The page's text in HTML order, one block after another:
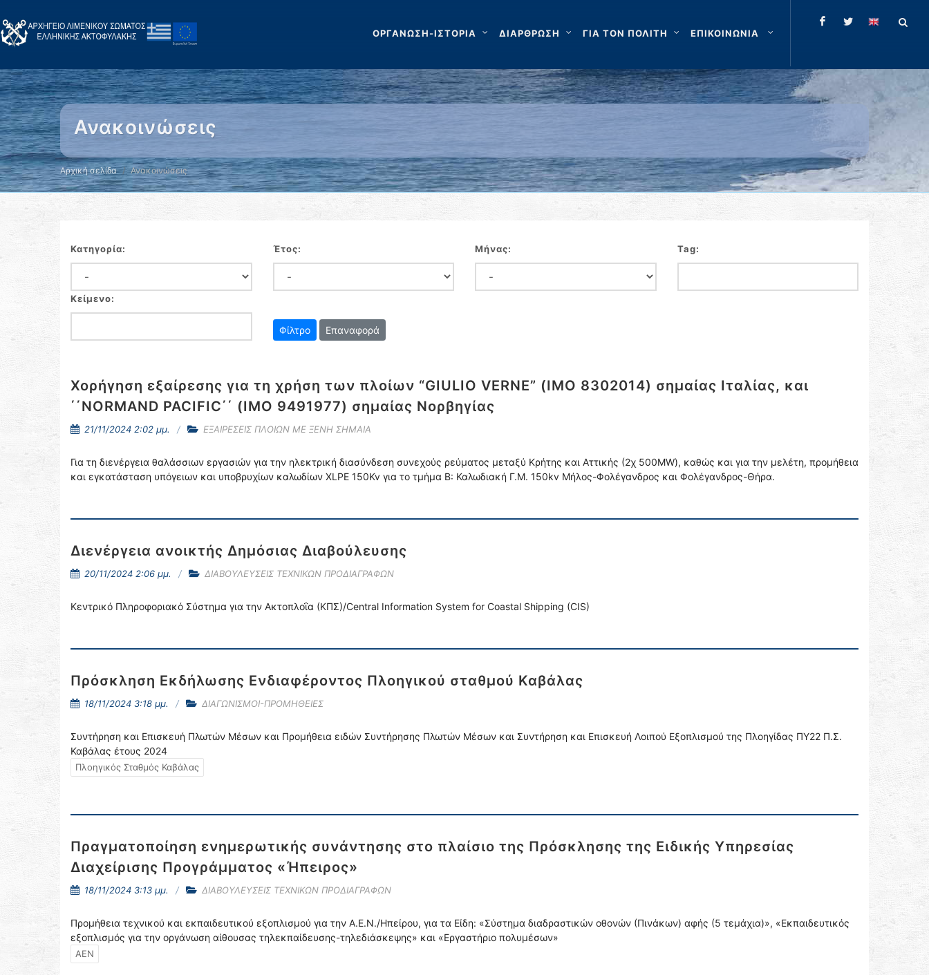
ΟΡΓΑΝΩΣΗ-ΙΣΤΟΡΙΑ ΔΙΑΡΘΡΩΣΗ ΓΙΑ ΤΟΝ ΠΟΛΙΤΗ ΕΠΙΚΟΙΝΩΝΙΑ
Ανακοινώσεις
Αρχική σελίδα Ανακοινώσεις
Κατηγορία: Έτος: Μήνας: Tag:
Κείμενο:
Επαναφορά
Χορήγηση εξαίρεσης για τη χρήση των πλοίων “GIULIO VERNE” (IMO 8302014) σημαίας Ιταλίας, και
΄΄NORMAND PACIFIC΄΄ (ΙΜΟ 9491977) σημαίας Νορβηγίας
21/11/2024 2:02 μμ. ΕΞΑΙΡΕΣΕΙΣ ΠΛΟΙΩΝ ΜΕ ΞΕΝΗ ΣΗΜΑΙΑ
Για τη διενέργεια θαλάσσιων εργασιών για την ηλεκτρική διασύνδεση συνεχούς ρεύματος μεταξύ Κρήτης και Αττικής (2χ 500MW), καθώς και για την μελέτη, προμήθεια
και εγκατάσταση υπόγειων και υποβρυχίων καλωδίων XLPE 150Kv για το τμήμα Β: Καλωδιακή Γ.Μ. 150kv Μήλος-Φολέγανδρος και Φολέγανδρος-Θήρα.
Διενέργεια ανοικτής Δημόσιας Διαβούλευσης
20/11/2024 2:06 μμ. ΔΙΑΒΟΥΛΕΥΣΕΙΣ ΤΕΧΝΙΚΩΝ ΠΡΟΔΙΑΓΡΑΦΩΝ
Κεντρικό Πληροφοριακό Σύστημα για την Ακτοπλοΐα (ΚΠΣ)/Central Information System for Coastal Shipping (CIS)
Πρόσκληση Εκδήλωσης Ενδιαφέροντος Πλοηγικού σταθμού Καβάλας
18/11/2024 3:18 μμ. ΔΙΑΓΩΝΙΣΜΟΙ-ΠΡΟΜΗΘΕΙΕΣ
Συντήρηση και Επισκευή Πλωτών Μέσων και Προμήθεια ειδών Συντήρησης Πλωτών Μέσων και Συντήρηση και Επισκευή Λοιπού Εξοπλισμού της Πλοηγίδας ΠΥ22 Π.Σ.
Καβάλας έτους 2024
Πλοηγικός Σταθμός Καβάλας
Πραγματοποίηση ενημερωτικής συνάντησης στο πλαίσιο της Πρόσκλησης της Ειδικής Υπηρεσίας
Διαχείρισης Προγράμματος «Ήπειρος»
18/11/2024 3:13 μμ. ΔΙΑΒΟΥΛΕΥΣΕΙΣ ΤΕΧΝΙΚΩΝ ΠΡΟΔΙΑΓΡΑΦΩΝ
Προμήθεια τεχνικού και εκπαιδευτικού εξοπλισμού για την Α.Ε.Ν./Ηπείρου, για τα Είδη: «Σύστημα διαδραστικών οθονών (Πινάκων) αφής (5 τεμάχια)», «Εκπαιδευτικός
εξοπλισμός για την οργάνωση αίθουσας τηλεκπαίδευσης-τηλεδιάσκεψης» και «Εργαστήριο πολυμέσων»
ΑΕΝ